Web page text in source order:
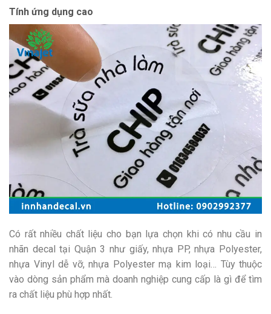
Tính ứng dụng cao
Có rất nhiều chất liệu cho bạn lựa chọn khi có nhu cầu in
nhãn decal tại Quận 3 như giấy, nhựa PP, nhựa Polyester,
nhựa Vinyl dễ vỡ, nhựa Polyester mạ kim loại… Tùy thuộc
vào dòng sản phẩm mà doanh nghiệp cung cấp là gì để tìm
ra chất liệu phù hợp nhất.